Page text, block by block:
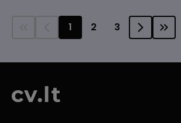
1 2 3